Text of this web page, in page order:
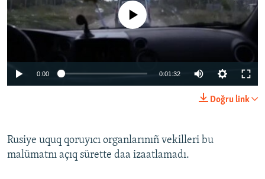
No media source currently available
0:00 0:01:32
Doğru link
Rusiye uquq qoruyıcı organlarınıñ vekilleri bu
malümatnı açıq sürette daa izaatlamadı.